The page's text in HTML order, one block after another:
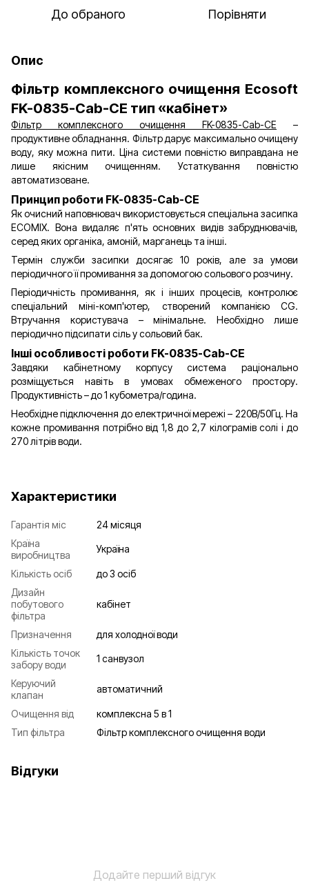
До обраного Порівняти
Опис
Фільтр комплексного очищення Ecosoft
FK-0835-Cab-CE тип «кабінет»
Фільтр комплексного очищення FK-0835-Cab-CE –
продуктивне обладнання. Фільтр дарує максимально очищену
воду, яку можна пити. Ціна системи повністю виправдана не
лише якісним очищенням. Устаткування повністю
автоматизоване.
Принцип роботи FK-0835-Cab-CE
Як очисний наповнювач використовується спеціальна засипка
ECOMIX. Вона видаляє п'ять основних видів забруднювачів,
серед яких органіка, амоній, марганець та інші.
Термін служби засипки досягає 10 років, але за умови
періодичного її промивання за допомогою сольового розчину.
Періодичність промивання, як і інших процесів, контролює
спеціальний міні-комп'ютер, створений компанією CG.
Втручання користувача – мінімальне. Необхідно лише
періодично підсипати сіль у сольовий бак.
Інші особливості роботи FK-0835-Cab-CE
Завдяки кабінетному корпусу система раціонально
розміщується навіть в умовах обмеженого простору.
Продуктивність – до 1 кубометра/година.
Необхідне підключення до електричної мережі – 220В/50Гц. На
кожне промивання потрібно від 1,8 до 2,7 кілограмів солі і до
270 літрів води.
Характеристики
Гарантія міс
24 місяця
Країна
виробництва
Україна
Кількість осіб
до 3 осіб
Дизайн
побутового
фільтра
кабінет
Призначення
для холодної води
Кількість точок
забору води
1 санвузол
Керуючий
клапан
автоматичний
Очищення від
комплексна 5 в 1
Тип фільтра
Фільтр комплексного очищення води
Відгуки
Додайте перший відгук